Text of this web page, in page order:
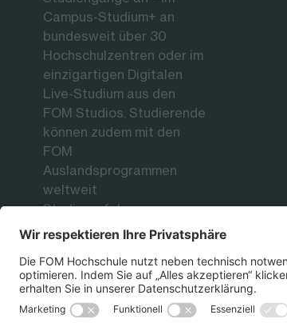
Campus-Studium+ an
bundesweit über 30
Hochschulzentren oder im
einzigartigen Digitalen
Live-Studium aus den
FOM Studios. Studierende
können zudem mit den
FOM
Auslandsprogrammen
weltweit
Studienerfahrungen an
renommierten
Partnerhochschulen
sammeln.